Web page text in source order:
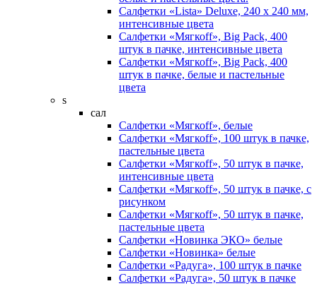
Салфетки «Lista» Deluxe, 240 х 240 мм,
интенсивные цвета
Салфетки «Мягкоff», Big Pack, 400
штук в пачке, интенсивные цвета
Салфетки «Мягкоff», Big Pack, 400
штук в пачке, белые и пастельные
цвета
s
сал
Салфетки «Мягкоff», белые
Салфетки «Мягкоff», 100 штук в пачке,
пастельные цвета
Салфетки «Мягкоff», 50 штук в пачке,
интенсивные цвета
Салфетки «Мягкоff», 50 штук в пачке, с
рисунком
Салфетки «Мягкоff», 50 штук в пачке,
пастельные цвета
Салфетки «Новинка ЭКО» белые
Салфетки «Новинка» белые
Салфетки «Радуга», 100 штук в пачке
Салфетки «Радуга», 50 штук в пачке